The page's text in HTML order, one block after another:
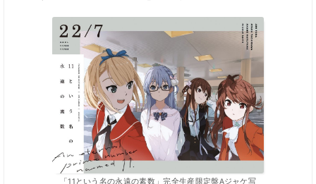
「11という名の永遠の素数」完全生産限定盤Aジャケ写